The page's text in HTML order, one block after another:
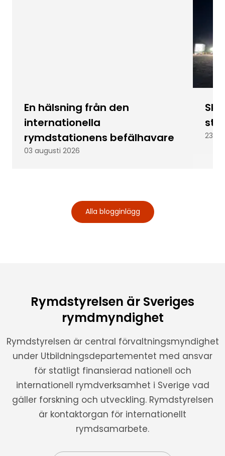
En hälsning från den
internationella
rymdstationens befälhavare
03 augusti 2026
23
Alla blogginlägg
Rymdstyrelsen är Sveriges
rymdmyndighet
Rymdstyrelsen är central förvaltningsmyndighet
under Utbildningsdepartementet med ansvar
för statligt finansierad nationell och
internationell rymdverksamhet i Sverige vad
gäller forskning och utveckling. Rymdstyrelsen
är kontaktorgan för internationellt
rymdsamarbete.